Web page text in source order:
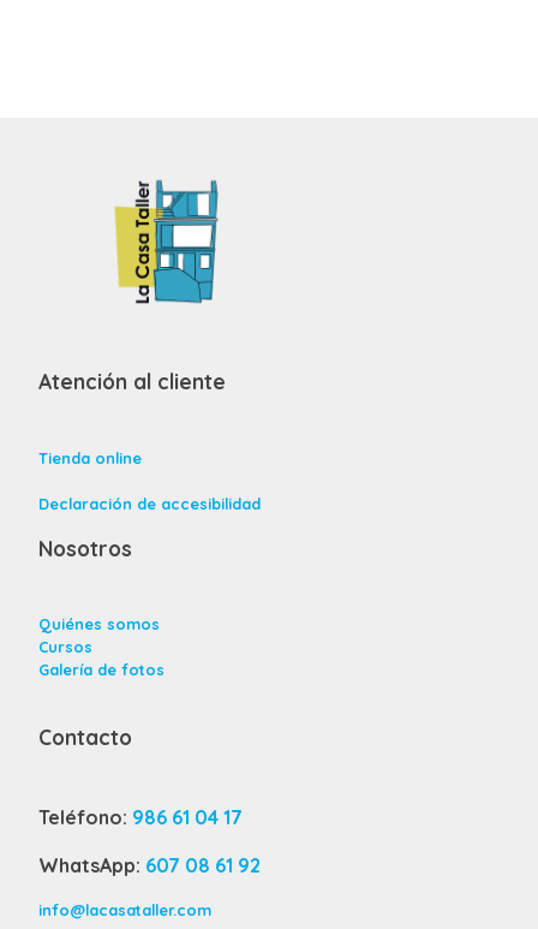
Atención al cliente
Tienda online
Declaración de accesibilidad
Nosotros
Quiénes somos
Cursos
Galería de fotos
Contacto
Teléfono: 986 61 04 17
WhatsApp: 607 08 61 92
info@lacasataller.com